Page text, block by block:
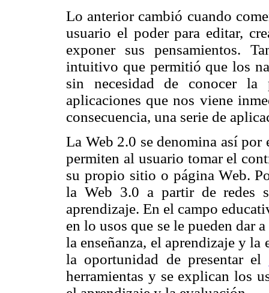
Lo anterior cambió cuando
usuario el poder para editar,
exponer sus pensamientos.
intuitivo que permitió que los
sin necesidad de conocer
aplicaciones que nos viene
consecuencia, una serie de
La Web 2.0 se denomina así
permiten al usuario tomar el
su propio sitio o página Web.
la Web 3.0 a partir de redes
aprendizaje. En el campo
en lo usos que se le pueden dar
la enseñanza, el aprendizaje y
la oportunidad de presentar el
herramientas y se explican los